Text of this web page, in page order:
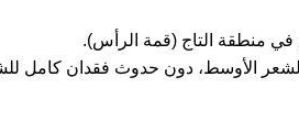
منطقة التاج (قمة الرأس).
الأوسط، دون حدوث فقدان كامل